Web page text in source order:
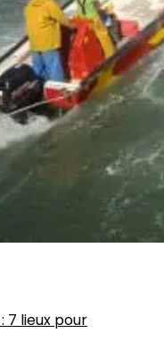
: 7 lieux pour